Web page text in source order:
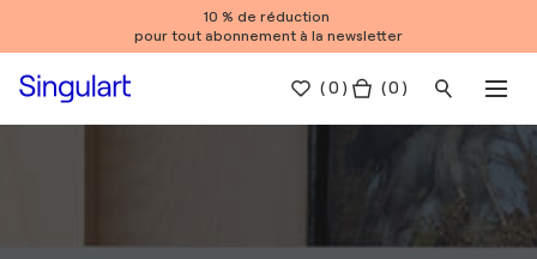
10 % de réduction
pour tout abonnement à la newsletter
(0 ) ( 0 )